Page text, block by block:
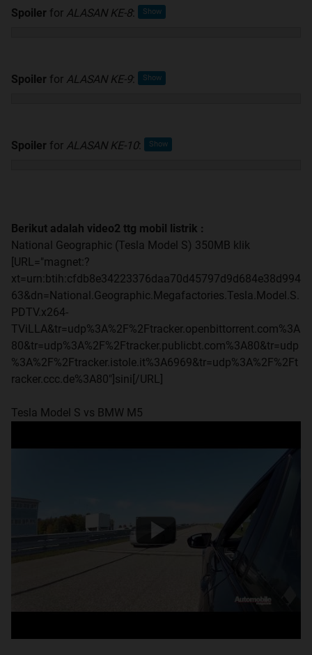
Spoiler for ALASAN KE-8:
Spoiler for ALASAN KE-9:
Spoiler for ALASAN KE-10:
Berikut adalah video2 ttg mobil listrik :
National Geographic (Tesla Model S) 350MB klik
[URL="magnet:?
xt=urn:btih:cfdb8e34223376daa70d45797d9d684e38d994
63&dn=National.Geographic.Megafactories.Tesla.Model.S.
PDTV.x264-
TViLLA&tr=udp%3A%2F%2Ftracker.openbittorrent.com%3A
80&tr=udp%3A%2F%2Ftracker.publicbt.com%3A80&tr=udp
%3A%2F%2Ftracker.istole.it%3A6969&tr=udp%3A%2F%2Ft
racker.ccc.de%3A80"]sini[/URL]
Tesla Model S vs BMW M5